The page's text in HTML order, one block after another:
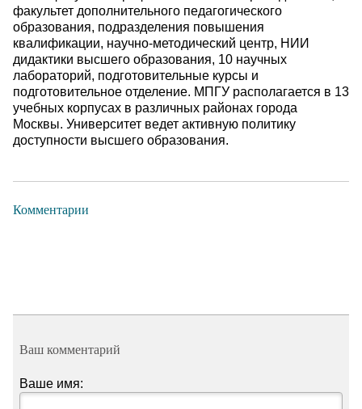
факультет дополнительного педагогического
образования, подразделения повышения
квалификации, научно-методический центр, НИИ
дидактики высшего образования, 10 научных
лабораторий, подготовительные курсы и
подготовительное отделение. МПГУ располагается в 13
учебных корпусах в различных районах города
Москвы. Университет ведет активную политику
доступности высшего образования.
Комментарии
Ваш комментарий
Ваше имя: